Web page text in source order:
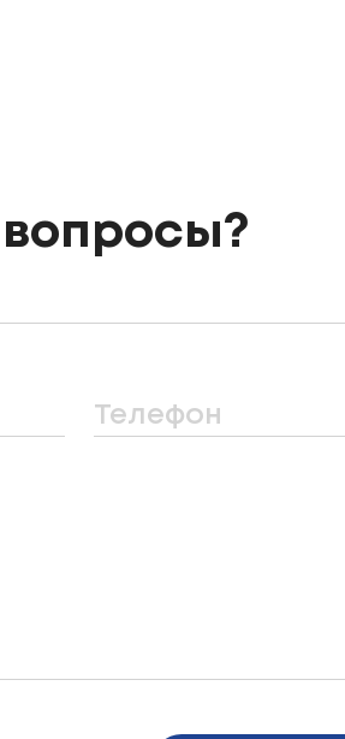
Телефон